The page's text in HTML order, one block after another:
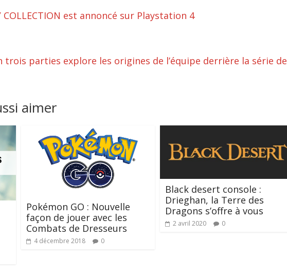
COLLECTION est annoncé sur Playstation 4
trois parties explore les origines de l’équipe derrière la série de
aimer
Pokémon GO : Nouvelle
façon de jouer avec les
Combats de Dresseurs
4 décembre 2018 0
Black desert console :
Drieghan, la Terre des
Dragons s’offre à vous
2 avril 2020 0